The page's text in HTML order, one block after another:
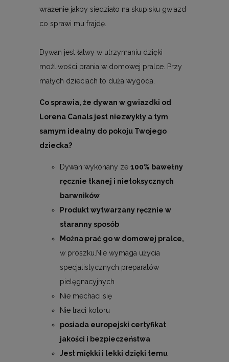
wrażenie jakby siedziało na skupisku gwiazd
co sprawi mu frajdę.
Dywan jest łatwy w utrzymaniu dzięki
możliwości prania w domowej pralce. Przy
małych dzieciach to duża wygoda.
Co sprawia, że dywan w gwiazdki od
Lorena Canals jest niezwykły a tym
samym idealny do pokoju Twojego
dziecka?
Dywan wykonany ze 100% bawełny
ręcznie tkanej i nietoksycznych
barwników
Produkt wytwarzany ręcznie w
staranny sposób
Można prać go w domowej pralce,
w proszku.Nie wymaga użycia
specjalistycznych preparatów
pielęgnacyjnych
Nie mechaci się
Nie traci koloru
posiada europejski certyfikat
jakości i bezpieczeństwa
Jest miękki i lekki dzięki temu